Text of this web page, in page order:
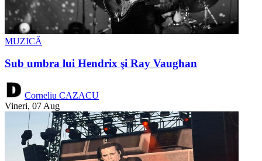
MUZICĂ
Sub umbra lui Hendrix şi Ray Vaughan
Corneliu CAZACU
Vineri, 07 Aug